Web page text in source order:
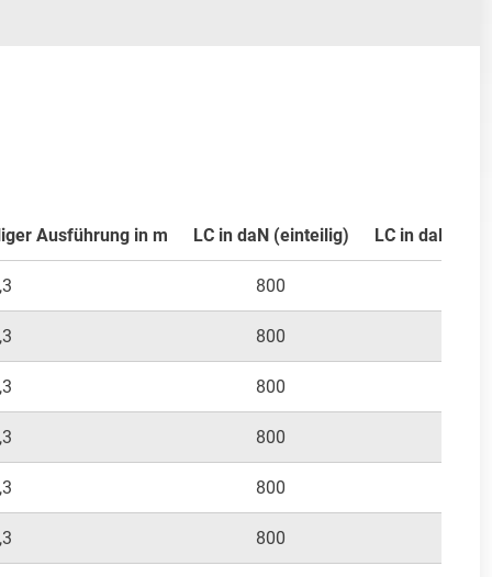
Ausführung in m LC in daN (einteilig) LC in daN
800
800
800
800
800
800